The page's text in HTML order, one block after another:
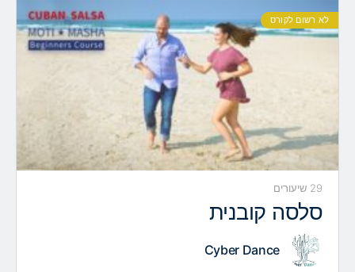
לא רשום לקורס
29 שיעורים
סלסה קובנית
Cyber Dance